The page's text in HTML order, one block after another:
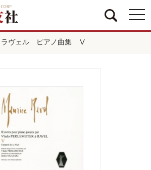
ラヴェル ピアノ曲集 Ⅴ